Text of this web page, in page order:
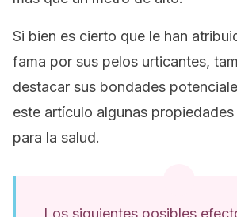
Si bien es cierto que le han
fama por sus pelos urticantes,
destacar sus bondades
este artículo algunas
para la salud.
Los siguientes posibles